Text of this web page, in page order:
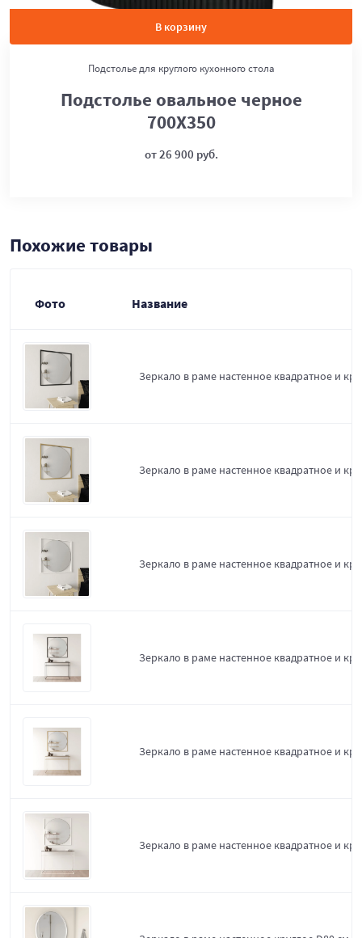
В корзину
Подстолье для круглого кухонного стола
Подстолье овальное черное
700Х350
от 26 900 руб.
Похожие товары
Фото Название
Зеркало в раме настенное квадратное и
Зеркало в раме настенное квадратное и
Зеркало в раме настенное квадратное и
Зеркало в раме настенное квадратное и
Зеркало в раме настенное квадратное и
Зеркало в раме настенное квадратное и